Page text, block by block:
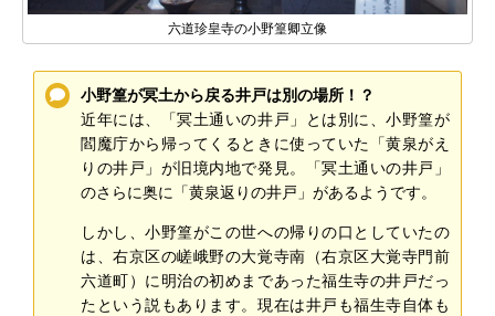
六道珍皇寺の小野篁卿立像
小野篁が冥土から戻る井戸は別の場所！？
近年には、「冥土通いの井戸」とは別に、小野篁が
閻魔庁から帰ってくるときに使っていた「黄泉がえ
りの井戸」が旧境内地で発見。「冥土通いの井戸」
のさらに奥に「黄泉返りの井戸」があるようです。
しかし、小野篁がこの世への帰りの口としていたの
は、右京区の嵯峨野の大覚寺南（右京区大覚寺門前
六道町）に明治の初めまであった福生寺の井戸だっ
たという説もあります。現在は井戸も福生寺自体も